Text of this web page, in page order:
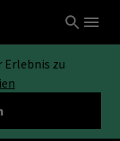
Erlebnis zu